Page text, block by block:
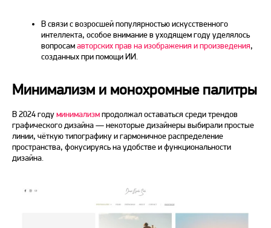
В связи с возросшей популярностью искусственного
интеллекта, особое внимание в уходящемгодууделялось
вопросамавторских прав на изображения и произведения,
созданных при помощи ИИ.
Минимализм и монохромные палитры
В2024 годуминимализмпродолжал оставаться средитрендов
графического дизайна— некоторые дизайнеры выбирали простые
линии, чёткую типографику и гармоничное распределение
пространства, фокусируясь на удобстве и функциональности
дизайна.